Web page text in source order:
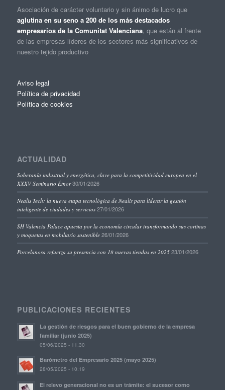
Asociación de carácter voluntario y sin ánimo de lucro que
aglutina en su seno a 200 de los más destacados
empresarios de la Comunitat Valenciana, que están al frente
de las empresas líderes de los sectores más significativos de
nuestro tejido productivo
Aviso legal
Política de privacidad
Política de cookies
ACTUALIDAD
Soberanía industrial y energética, clave para la competitividad europea en el
XXXV Seminario Étnor 30/01/2026
Nealis Tech: la nueva etapa tecnológica de Nealis para liderar la gestión
inteligente de ciudades y servicios 27/01/2026
SH Valencia Palace apuesta por la economía circular transformando sus cortinas
y moquetas en mobiliario sostenible 26/01/2026
Porcelanosa refuerza su presencia con 18 nuevas tiendas en 2025 23/01/2026
PUBLICACIONES RECIENTES
La gestión de riesgos para el buen gobierno de la empresa
familiar (junio 2025)
05/06/2025 - 11:30
Barómetro del Empresario 2025 (mayo 2025)
28/05/2025 - 10:19
El relevo generacional no es un trámite: el sucesor como